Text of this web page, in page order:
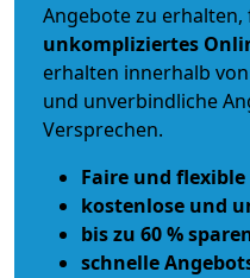
Angebote zu
unkompliziertes
erhalten innerhalb
und unverbindliche
Versprechen.
Faire und flexible
kostenlose und
bis zu 60 %
schnelle